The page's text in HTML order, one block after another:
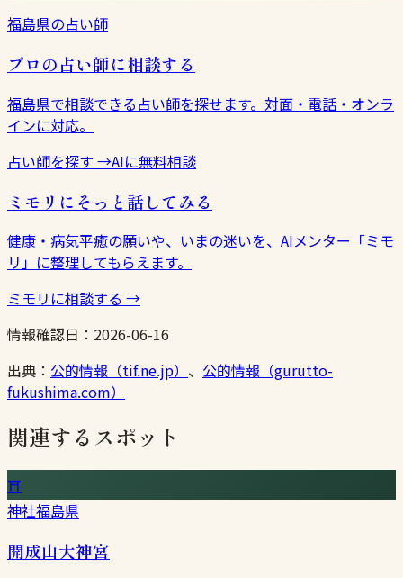
福島県の占い師
プロの占い師に相談する
福島県で相談できる占い師を探せます。対面・電話・オンラ
インに対応。
占い師を探す →AIに無料相談
ミモリにそっと話してみる
健康・病気平癒の願いや、いまの迷いを、AIメンター「ミモ
リ」に整理してもらえます。
ミモリに相談する →
情報確認日： 2026-06-16
出典： 公的情報（tif.ne.jp） 、 公的情報（gurutto-
fukushima.com）
関連するスポット
⛩
神社福島県
開成山大神宮